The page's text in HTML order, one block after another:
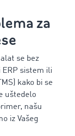
za
se bez
ERP sistem ili
kako bi se
uštedelo
našu
iz Vašeg